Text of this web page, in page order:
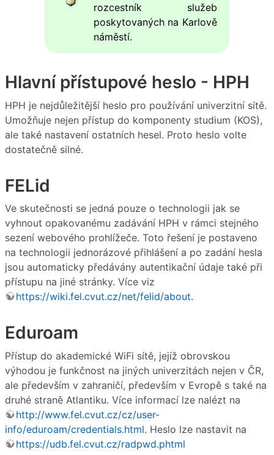
rozcestník služeb
poskytovaných na Karlově
náměstí.
Hlavní přístupové heslo - HPH
HPH je nejdůležitější heslo pro používání univerzitní sítě.
Umožňuje nejen přístup do komponenty studium (KOS),
ale také nastavení ostatních hesel. Proto heslo volte
dostatečně silné.
FELid
Ve skutečnosti se jedná pouze o technologii jak se
vyhnout opakovanému zadávání HPH v rámci stejného
sezení webového prohlížeče. Toto řešení je postaveno
na technologii jednorázové přihlášení a po zadání hesla
jsou automaticky předávány autentikační údaje také při
přístupu na jiné stránky. Více viz
https://wiki.fel.cvut.cz/net/felid/about.
Eduroam
Přístup do akademické WiFi sítě, jejíž obrovskou
výhodou je funkčnost na jiných univerzitách nejen v ČR,
ale především v zahraničí, především v Evropě s také na
druhé straně Atlantiku. Více informací lze nalézt na
http://www.fel.cvut.cz/cz/user-
info/eduroam/credentials.html. Heslo lze nastavit na
https://udb.fel.cvut.cz/radpwd.phtml